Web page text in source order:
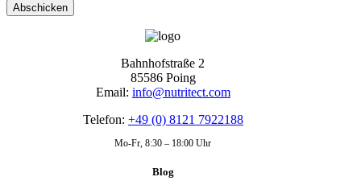
Bahnhofstraße 2
85586 Poing
Email: info@nutritect.com
Telefon: +49 (0) 8121 7922188
Mo-Fr, 8:30 – 18:00 Uhr
Blog